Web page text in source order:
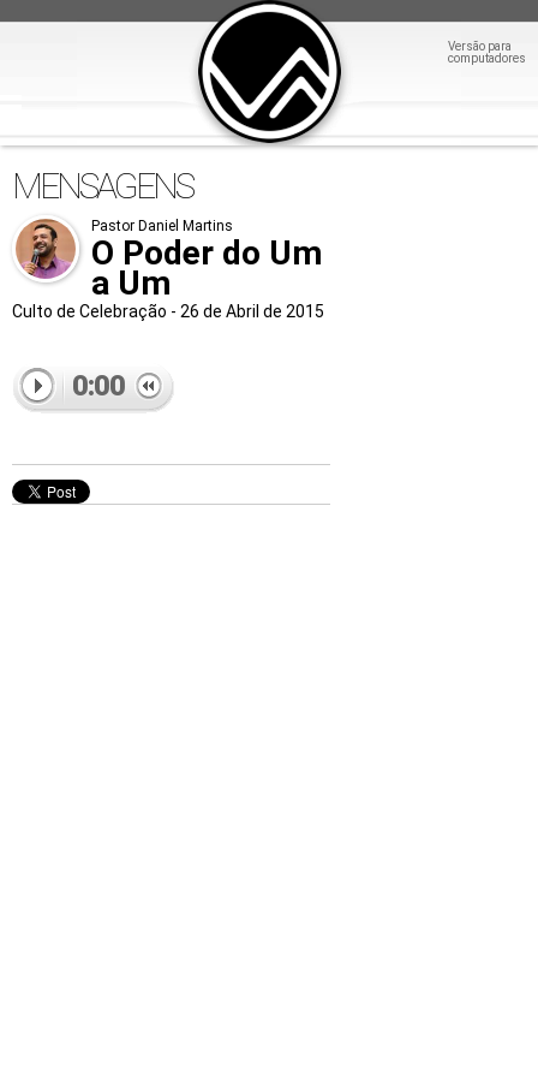
Versão para
computadores
MENSAGENS
Pastor Daniel Martins
O Poder do Um
a Um
Culto de Celebração - 26 de Abril de 2015
0:00